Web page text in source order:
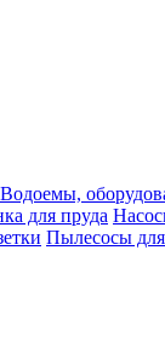
Водоемы,
для пруда
Пылесосы